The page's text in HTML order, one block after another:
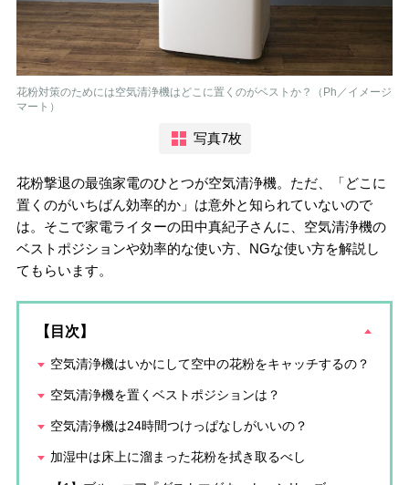
花粉対策のためには空気清浄機はどこに置くのがベストか？（Ph／イメージ
マート）
写真7枚
花粉撃退の最強家電のひとつが空気清浄機。ただ、「どこに
置くのがいちばん効率的か」は意外と知られていないので
は。そこで家電ライターの田中真紀子さんに、空気清浄機の
ベストポジションや効率的な使い方、NGな使い方を解説し
てもらいます。
【目次】
空気清浄機はいかにして空中の花粉をキャッチするの？
空気清浄機を置くベストポジションは？
空気清浄機は24時間つけっぱなしがいいの？
加湿中は床上に溜まった花粉を拭き取るべし